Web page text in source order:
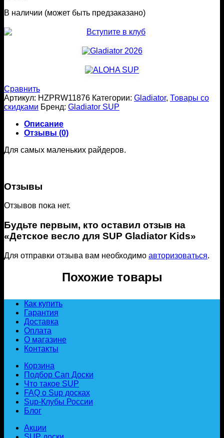
В наличии (может быть предзаказано)
Сравнить
Артикул: HZPRW11876 Категории: Gladiator, Товары со
скидками Бренд: Gladiator SUP
Описание
Отзывы (0)
Для самых маленьких райдеров.
Отзывы
Отзывов пока нет.
Будьте первым, кто оставил отзыв на
«Детское весло для SUP Gladiator Kids»
Для отправки отзыва вам необходимо авторизоваться.
Похожие товары
Как купить
Гарантия
Доставка
Оплата
О магазине
Контакты
Корзина
Подбор Сап Доски
Что такое SUP
FAQ о Sup досках
Sup-Клубы России
Блог
Акции